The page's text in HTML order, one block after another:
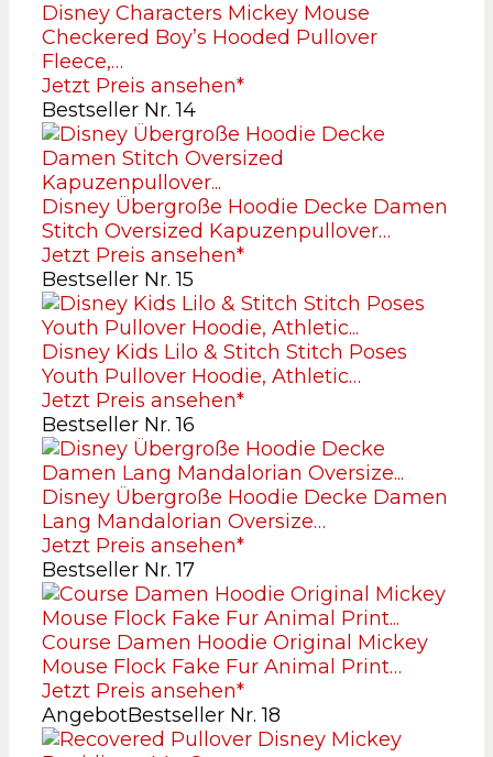
Disney Characters Mickey Mouse
Checkered Boy’s Hooded Pullover
Fleece,…
Jetzt Preis ansehen*
Bestseller Nr. 14
Disney Übergroße Hoodie Decke Damen
Stitch Oversized Kapuzenpullover…
Jetzt Preis ansehen*
Bestseller Nr. 15
Disney Kids Lilo & Stitch Stitch Poses
Youth Pullover Hoodie, Athletic…
Jetzt Preis ansehen*
Bestseller Nr. 16
Disney Übergroße Hoodie Decke Damen
Lang Mandalorian Oversize…
Jetzt Preis ansehen*
Bestseller Nr. 17
Course Damen Hoodie Original Mickey
Mouse Flock Fake Fur Animal Print…
Jetzt Preis ansehen*
AngebotBestseller Nr. 18